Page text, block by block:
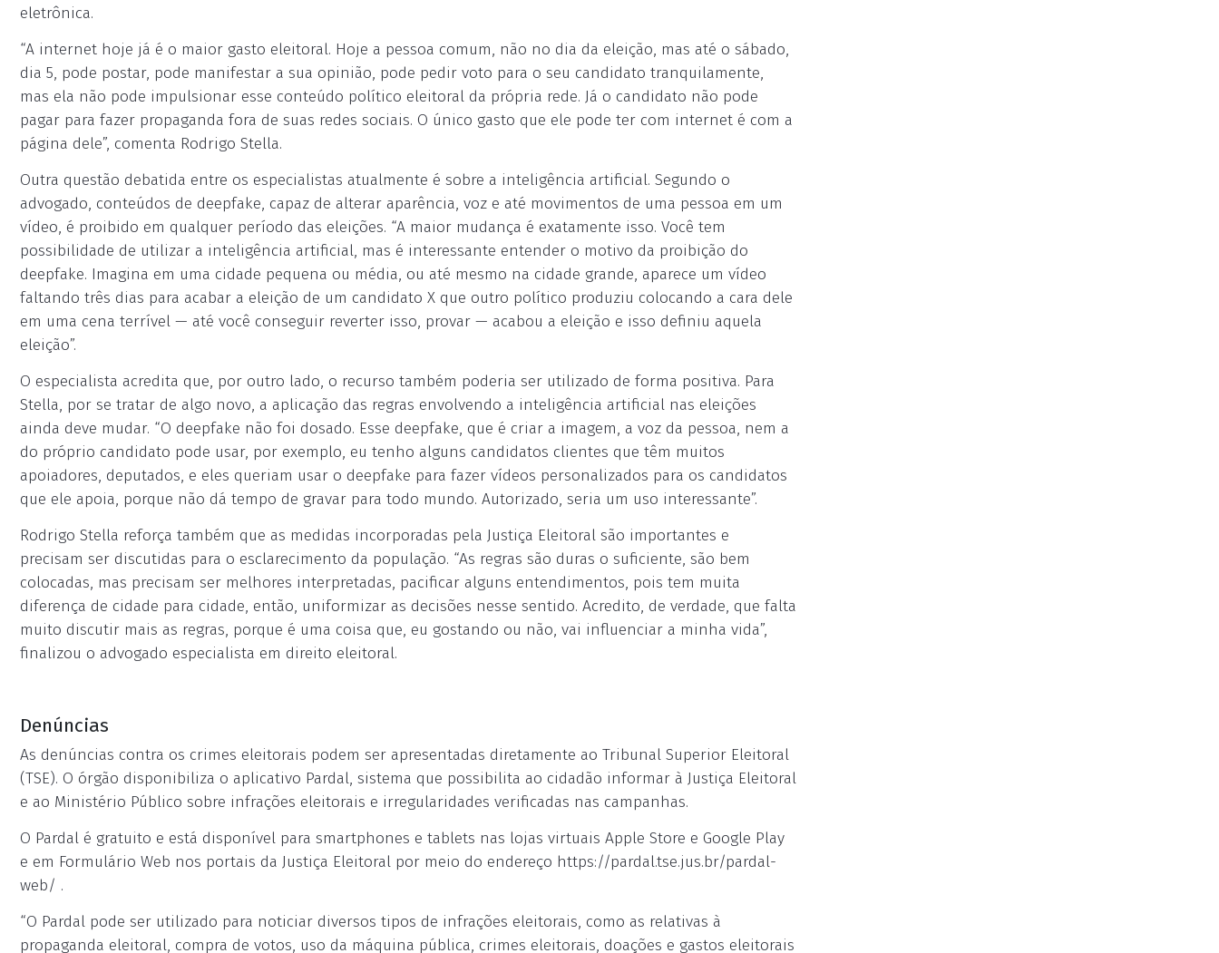
eletrônica.
“A internet hoje já é o maior gasto eleitoral. Hoje a pessoa comum, não no dia da eleição, mas até o sábado,
dia 5, pode postar, pode manifestar a sua opinião, pode pedir voto para o seu candidato tranquilamente,
mas ela não pode impulsionar esse conteúdo político eleitoral da própria rede. Já o candidato não pode
pagar para fazer propaganda fora de suas redes sociais. O único gasto que ele pode ter com internet é com a
página dele”, comenta Rodrigo Stella.
Outra questão debatida entre os especialistas atualmente é sobre a inteligência artificial. Segundo o
advogado, conteúdos de deepfake, capaz de alterar aparência, voz e até movimentos de uma pessoa em um
vídeo, é proibido em qualquer período das eleições. “A maior mudança é exatamente isso. Você tem
possibilidade de utilizar a inteligência artificial, mas é interessante entender o motivo da proibição do
deepfake. Imagina em uma cidade pequena ou média, ou até mesmo na cidade grande, aparece um vídeo
faltando três dias para acabar a eleição de um candidato X que outro político produziu colocando a cara dele
em uma cena terrível — até você conseguir reverter isso, provar — acabou a eleição e isso definiu aquela
eleição”.
O especialista acredita que, por outro lado, o recurso também poderia ser utilizado de forma positiva. Para
Stella, por se tratar de algo novo, a aplicação das regras envolvendo a inteligência artificial nas eleições
ainda deve mudar. “O deepfake não foi dosado. Esse deepfake, que é criar a imagem, a voz da pessoa, nem a
do próprio candidato pode usar, por exemplo, eu tenho alguns candidatos clientes que têm muitos
apoiadores, deputados, e eles queriam usar o deepfake para fazer vídeos personalizados para os candidatos
que ele apoia, porque não dá tempo de gravar para todo mundo. Autorizado, seria um uso interessante”.
Rodrigo Stella reforça também que as medidas incorporadas pela Justiça Eleitoral são importantes e
precisam ser discutidas para o esclarecimento da população. “As regras são duras o suficiente, são bem
colocadas, mas precisam ser melhores interpretadas, pacificar alguns entendimentos, pois tem muita
diferença de cidade para cidade, então, uniformizar as decisões nesse sentido. Acredito, de verdade, que falta
muito discutir mais as regras, porque é uma coisa que, eu gostando ou não, vai influenciar a minha vida”,
finalizou o advogado especialista em direito eleitoral.
Denúncias
As denúncias contra os crimes eleitorais podem ser apresentadas diretamente ao Tribunal Superior Eleitoral
(TSE). O órgão disponibiliza o aplicativo Pardal, sistema que possibilita ao cidadão informar à Justiça Eleitoral
e ao Ministério Público sobre infrações eleitorais e irregularidades verificadas nas campanhas.
O Pardal é gratuito e está disponível para smartphones e tablets nas lojas virtuais Apple Store e Google Play
e em Formulário Web nos portais da Justiça Eleitoral por meio do endereço https://pardal.tse.jus.br/pardal-
web/ .
“O Pardal pode ser utilizado para noticiar diversos tipos de infrações eleitorais, como as relativas à
propaganda eleitoral, compra de votos, uso da máquina pública, crimes eleitorais, doações e gastos eleitorais